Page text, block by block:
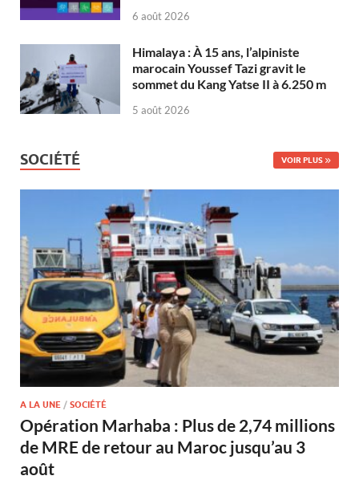
6 août 2026
Himalaya : À 15 ans, l’alpiniste
marocain Youssef Tazi gravit le
sommet du Kang Yatse II à 6.250 m
5 août 2026
SOCIÉTÉ VOIR PLUS
A LA UNE / SOCIÉTÉ
Opération Marhaba : Plus de 2,74 millions
de MRE de retour au Maroc jusqu’au 3
août